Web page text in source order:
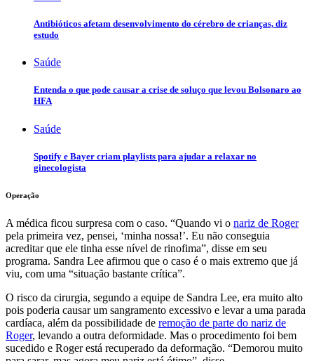
Antibióticos afetam desenvolvimento do cérebro de crianças, diz
estudo
Saúde
Entenda o que pode causar a crise de soluço que levou Bolsonaro ao
HFA
Saúde
Spotify e Bayer criam playlists para ajudar a relaxar no
ginecologista
Operação
A médica ficou surpresa com o caso. “Quando vi o nariz de Roger
pela primeira vez, pensei, ‘minha nossa!’. Eu não conseguia
acreditar que ele tinha esse nível de rinofima”, disse em seu
programa. Sandra Lee afirmou que o caso é o mais extremo que já
viu, com uma “situação bastante crítica”.
O risco da cirurgia, segundo a equipe de Sandra Lee, era muito alto
pois poderia causar um sangramento excessivo e levar a uma parada
cardíaca, além da possibilidade de remoção de parte do nariz de
Roger, levando a outra deformidade. Mas o procedimento foi bem
sucedido e Roger está recuperado da deformação. “Demorou muito